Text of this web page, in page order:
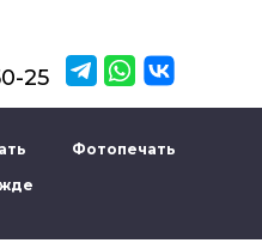
25
Фотопечать